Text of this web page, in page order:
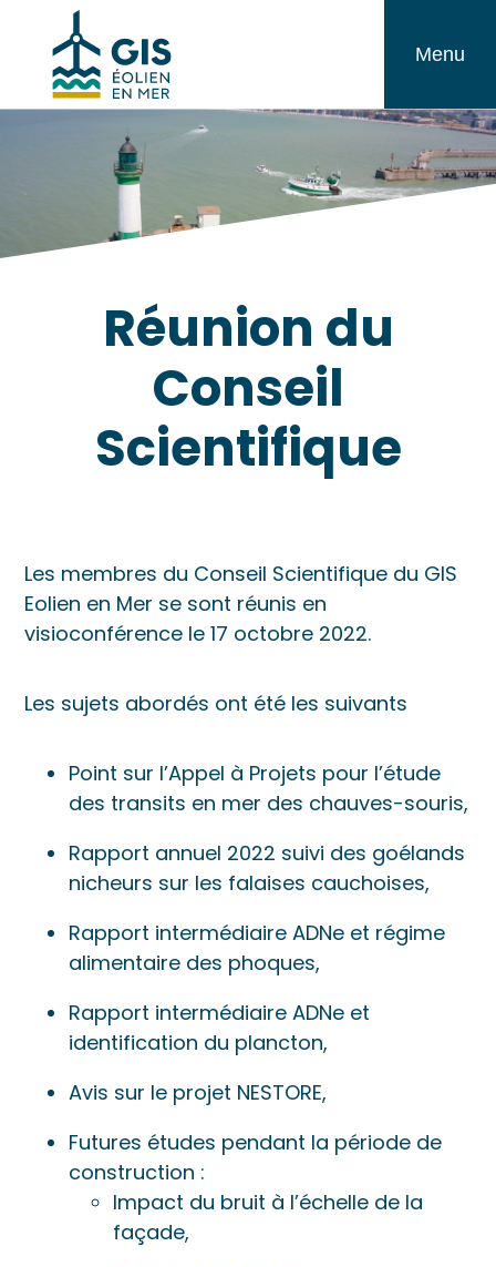
contenu
en
Mer
Menu
Réunion du
Conseil
Scientifique
Les membres du Conseil Scientifique du GIS
Eolien en Mer se sont réunis en
visioconférence le 17 octobre 2022.
Les sujets abordés ont été les suivants
Point sur l’Appel à Projets pour l’étude
des transits en mer des chauves-souris,
Rapport annuel 2022 suivi des goélands
nicheurs sur les falaises cauchoises,
Rapport intermédiaire ADNe et régime
alimentaire des phoques,
Rapport intermédiaire ADNe et
identification du plancton,
Avis sur le projet NESTORE,
Futures études pendant la période de
construction :
Impact du bruit à l’échelle de la
façade,